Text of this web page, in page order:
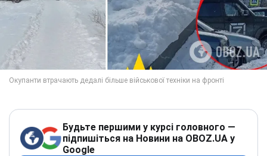
Будьте першими у курсі головного —
підпишіться на Новини на OBOZ.UA у
Google